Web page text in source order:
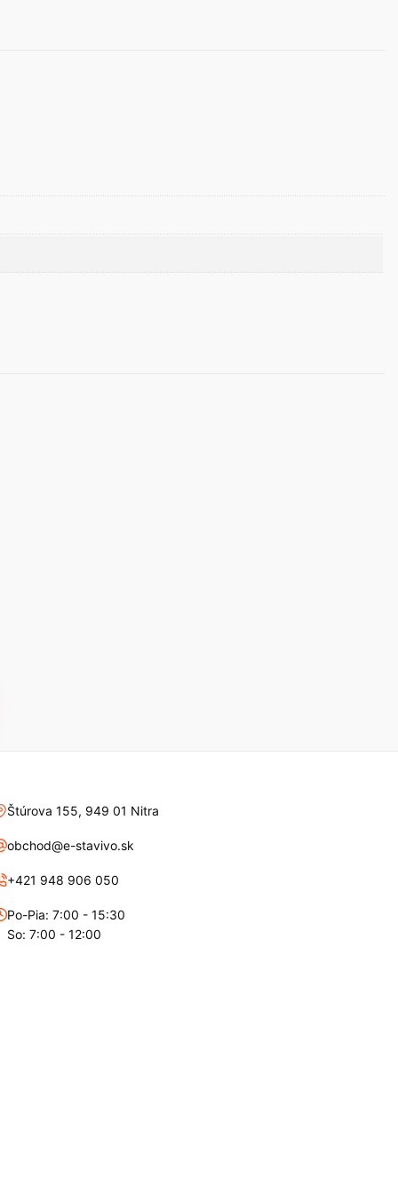
Štúrova 155, 949 01 Nitra
obchod@e-stavivo.sk
+421 948 906 050
Po-Pia: 7:00 - 15:30
So: 7:00 - 12:00